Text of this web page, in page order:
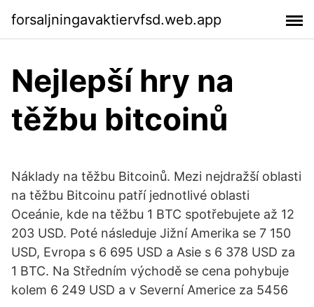
forsaljningavaktiervfsd.web.app
Nejlepší hry na
těžbu bitcoinů
Náklady na těžbu Bitcoinů. Mezi nejdražší oblasti
na těžbu Bitcoinu patří jednotlivé oblasti
Oceánie, kde na těžbu 1 BTC spotřebujete až 12
203 USD. Poté následuje Jižní Amerika se 7 150
USD, Evropa s 6 695 USD a Asie s 6 378 USD za
1 BTC. Na Středním východě se cena pohybuje
kolem 6 249 USD a v Severní Americe za 5456